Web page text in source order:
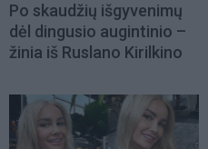
Po skaudžių išgyvenimų
dėl dingusio augintinio –
žinia iš Ruslano Kirilkino